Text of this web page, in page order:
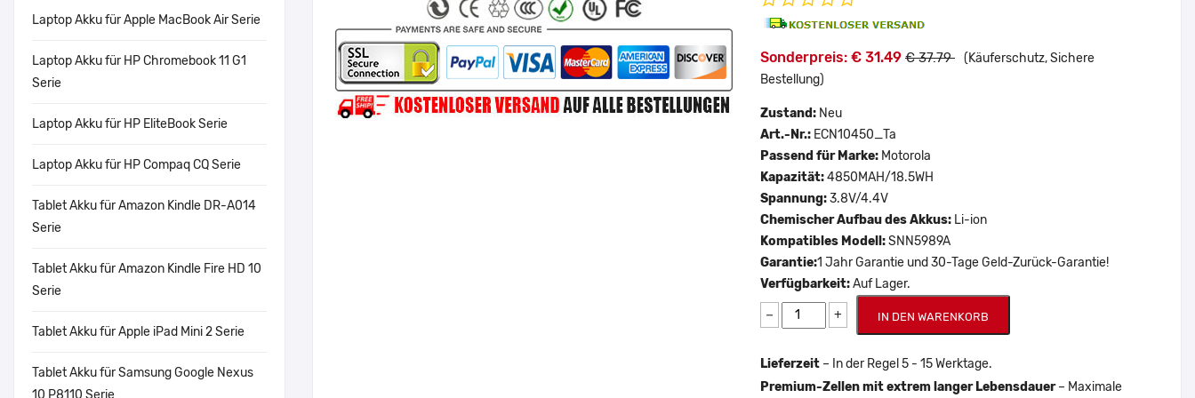
Laptop Akku für Apple MacBook Air Serie
Laptop Akku für HP Chromebook 11 G1
Serie
Laptop Akku für HP EliteBook Serie
Laptop Akku für HP Compaq CQ Serie
Tablet Akku für Amazon Kindle DR-A014
Serie
Tablet Akku für Amazon Kindle Fire HD 10
Serie
Tablet Akku für Apple iPad Mini 2 Serie
Tablet Akku für Samsung Google Nexus
10 P8110 Serie
Sonderpreis: € 31.49 € 37.79 (Käuferschutz, Sichere
Bestellung)
Zustand: Neu
Art.-Nr.: ECN10450_Ta
Passend für Marke: Motorola
Kapazität:4850MAH/18.5WH
Spannung:3.8V/4.4V
Chemischer Aufbau des Akkus: Li-ion
Kompatibles Modell:SNN5989A
Garantie:1 Jahr Garantie und 30-Tage Geld-Zurück-Garantie!
Verfügbarkeit:Auf Lager.
− + IN DEN WARENKORB
Lieferzeit – In der Regel 5 - 15 Werktage.
Premium-Zellen mit extrem langer Lebensdauer– Maximale